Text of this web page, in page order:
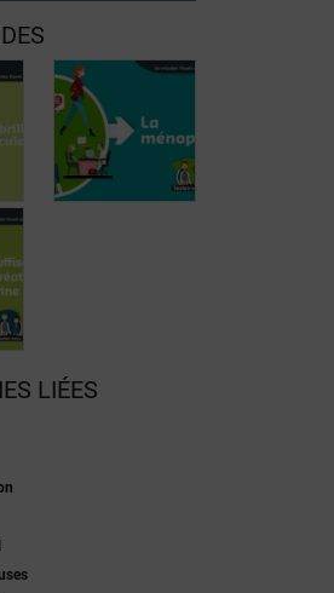
LIÉES